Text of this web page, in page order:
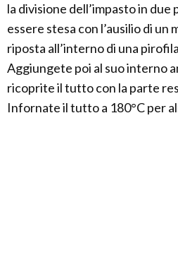
la divisione dell’impasto in due
essere stesa con l’ausilio di un
riposta all’interno di una
Aggiungete poi al suo interno
ricoprite il tutto con la parte
Infornate il tutto a 180°C per